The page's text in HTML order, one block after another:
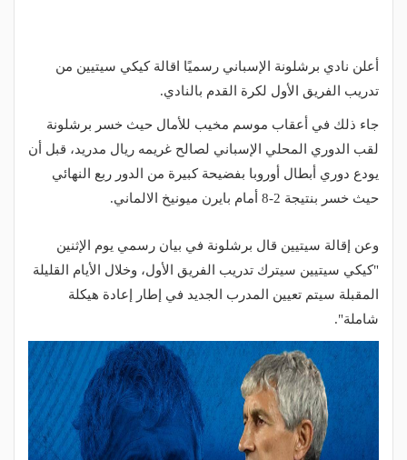
أعلن نادي برشلونة الإسباني رسميًا اقالة كيكي سيتيين من
تدريب الفريق الأول لكرة القدم بالنادي.
جاء ذلك في أعقاب موسم مخيب للأمال حيث خسر برشلونة
لقب الدوري المحلي الإسباني لصالح غريمه ريال مدريد، قبل أن
يودع دوري أبطال أوروبا بفضيحة كبيرة من الدور ربع النهائي
حيث خسر بنتيجة 2-8 أمام بايرن ميونيخ الالماني.
وعن إقالة سيتيين قال برشلونة في بيان رسمي يوم الإثنين
"كيكي سيتيين سيترك تدريب الفريق الأول، وخلال الأيام القليلة
المقبلة سيتم تعيين المدرب الجديد في إطار إعادة هيكلة
شاملة".